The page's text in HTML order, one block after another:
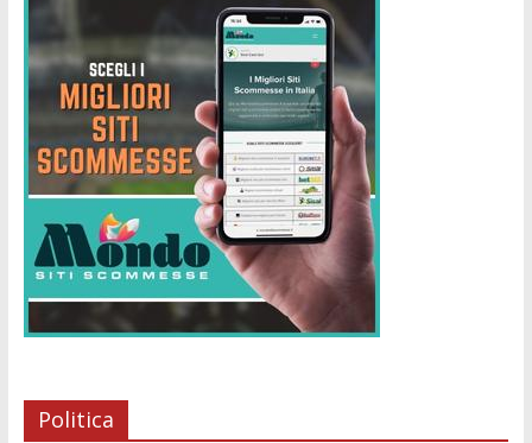
Politica